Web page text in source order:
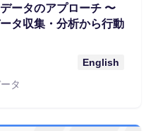
ータのアプローチ 〜
タ収集・分析から行動
English
タ